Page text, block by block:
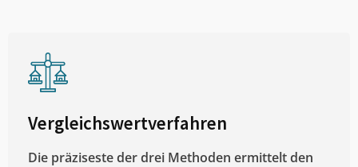
Vergleichswertverfahren
Die präziseste der drei Methoden ermittelt den